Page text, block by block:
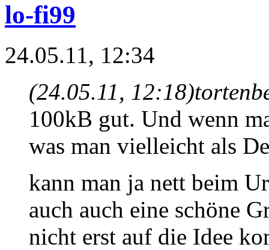
lo-fi99
24.05.11, 12:34
(24.05.11, 12:18)
100kB gut. Und wenn
was man vielleicht als
kann man ja nett beim
auch auch eine schöne
nicht erst auf die Idee